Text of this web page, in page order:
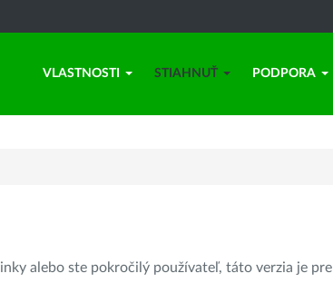
VLASTNOSTI STIAHNUŤ PODPORA
alebo ste pokročilý používateľ, táto verzia je pre